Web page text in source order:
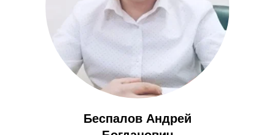
Беспалов Андрей